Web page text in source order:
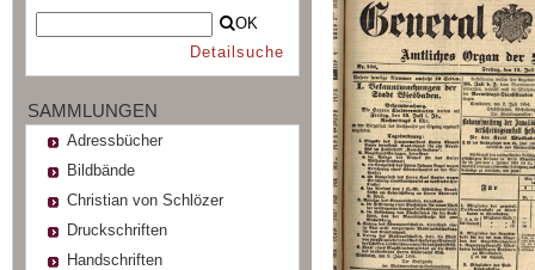
OK
Detailsuche
SAMMLUNGEN
Adressbücher
Bildbände
Christian von Schlözer
Druckschriften
Handschriften